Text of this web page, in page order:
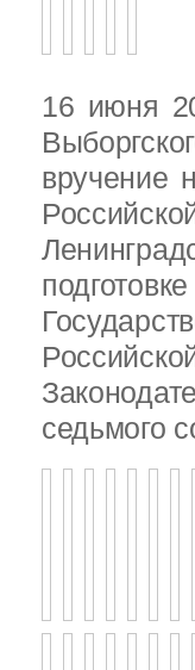
16 июня
вручение
седьмого